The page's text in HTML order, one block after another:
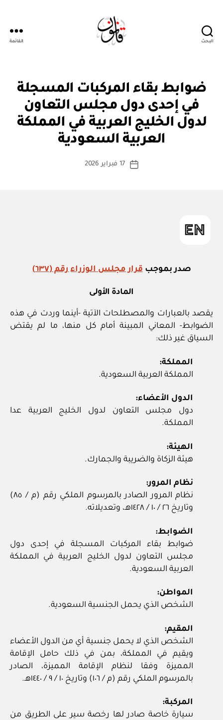
البحث القائمة
التصنيفات
ضوابط بقاء المركبات المسجلة
في إحدى دول مجلس التعاون
لدول الخليج العربية في المملكة
العربية السعودية
كاتب
بو
س
ة
تاريخ
17 فبراير 2026
صدر بموجب قرار مجلس الوزراء رقم (٦٣٧)
المادة الأولى
يقصد بالعبارات والمصطلحات الآتية -أينما وردت في هذه
الضوابط- المعاني المبينة أمام كل منها، ما لم يقتض
السياق غير ذلك:
المملكة:
المملكة العربية السعودية.
الدول الأعضاء:
دول مجلس التعاون لدول الخليج العربية عدا
المملكة.
الهيئة:
هيئة الزكاة والضريبة والجمارك.
نظام المرور:
نظام المرور الصادر بالمرسوم الملكي رقم (م / ٨٥)
وتاريخ ٢٦ / ١٠ / ١٤٢٨هـ، وتعديلاته.
الضوابط:
ضوابط بقاء المركبات المسجلة في إحدى دول
مجلس التعاون لدول الخليج العربية في المملكة
العربية السعودية.
المواطن:
الشخص الذي يحمل الجنسية السعودية.
المقيم:
الشخص الذي لا يحمل جنسية أي من الدول الأعضاء
ويقيم في المملكة، بمن في ذلك حامل الإقامة
المميزة وفقا لنظام الإقامة المميزة، الصادر
بالمرسوم الملكي رقم (م / ١٠٦) وتاريخ ١٠ / ٩ / ١٤٤٠هـ.
المركبة:
سيارة خاصة صادر لها رخصة سير على الطريق من